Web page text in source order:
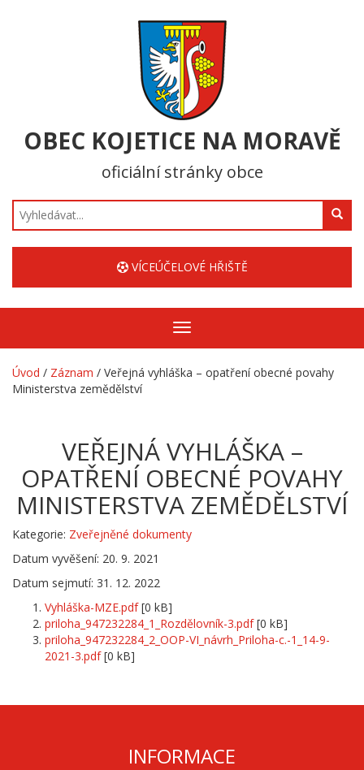
OBEC KOJETICE NA MORAVĚ
oficiální stránky obce
Hledat
VÍCEÚČELOVÉ HŘIŠTĚ
Zobrazit/skrýt
navigaci
Úvod / Záznam / Veřejná vyhláška – opatření obecné povahy
Ministerstva zemědělství
VEŘEJNÁ VYHLÁŠKA –
OPATŘENÍ OBECNÉ POVAHY
MINISTERSTVA ZEMĚDĚLSTVÍ
Kategorie: Zveřejněné dokumenty
Datum vyvěšení: 20. 9. 2021
Datum sejmutí: 31. 12. 2022
Vyhláška-MZE.pdf[0 kB]
priloha_947232284_1_Rozdělovník-3.pdf[0 kB]
priloha_947232284_2_OOP-VI_návrh_Priloha-c.-1_14-9-
2021-3.pdf[0 kB]
INFORMACE